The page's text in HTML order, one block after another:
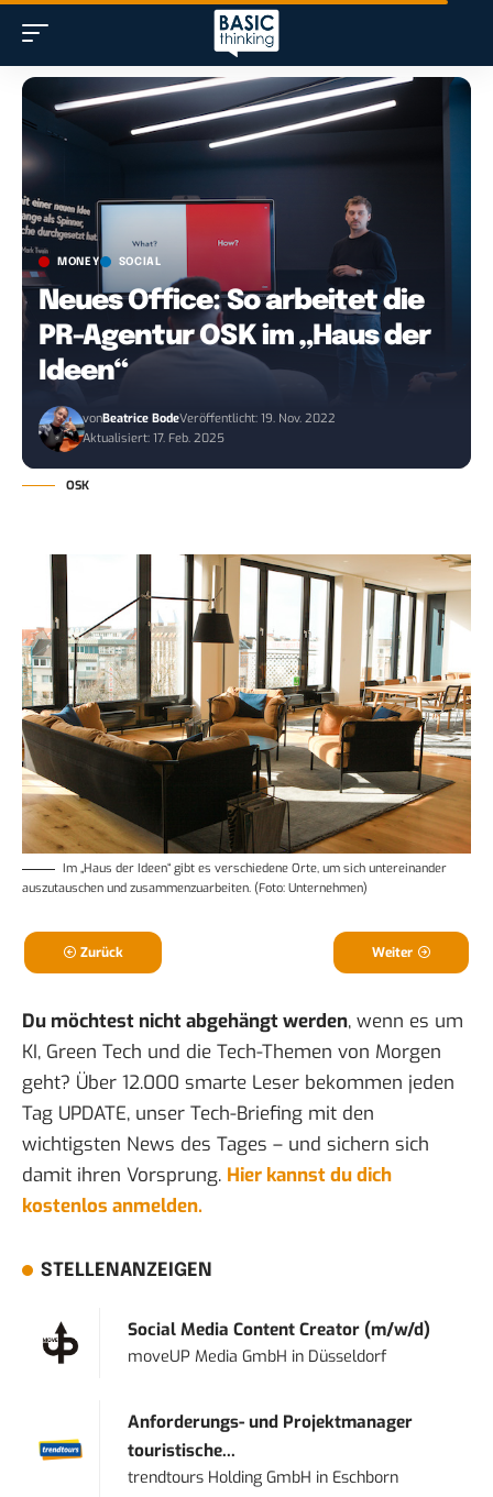
MONEY SOCIAL
Neues Office: So arbeitet die
PR-Agentur OSK im „Haus der
Ideen“
vonBeatrice BodeVeröffentlicht: 19. Nov. 2022
Aktualisiert: 17. Feb. 2025
OSK
Im „Haus der Ideen“ gibt es verschiedene Orte, um sich untereinander
auszutauschen und zusammenzuarbeiten. (Foto: Unternehmen)
Zurück Weiter
Du möchtest nicht abgehängt werden, wenn es um
KI, Green Tech und die Tech-Themen von Morgen
geht? Über 12.000 smarte Leser bekommen jeden
Tag UPDATE, unser Tech-Briefing mit den
wichtigsten News des Tages – und sichern sich
damit ihren Vorsprung. Hier kannst du dich
kostenlos anmelden.
STELLENANZEIGEN
Social Media Content Creator (m/w/d)
moveUP Media GmbH in Düsseldorf
Anforderungs- und Projektmanager
touristische...
trendtours Holding GmbH in Eschborn